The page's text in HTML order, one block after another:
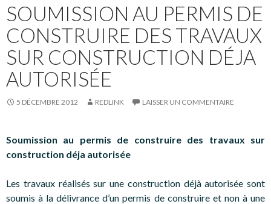
SOUMISSION AU PERMIS DE
CONSTRUIRE DES TRAVAUX
SUR CONSTRUCTION DÉJA
AUTORISÉE
5 DÉCEMBRE 2012 REDLINK LAISSER UN COMMENTAIRE
Soumission au permis de construire des travaux sur
construction déja autorisée
Les travaux réalisés sur une construction déjà autorisée sont
soumis à la délivrance d’un permis de construire et non à une